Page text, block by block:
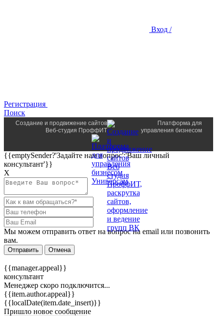
Вход /
Регистрация
Поиск
Создание и продвижение сайтов
Веб-студия ПроффИТ
Платформа для
управления бизнесом
{{emptySender?'Задайте нам вопрос':'Ваш личный
консультант'}}
Х
Мы можем отправить ответ на вопрос на email или позвонить
вам.
Отправить Отмена
{{manager.appeal}}
консультант
Менеджер скоро подключится...
{{item.author.appeal}}
{{localDate(item.date_insert)}}
Пришло новое сообщение